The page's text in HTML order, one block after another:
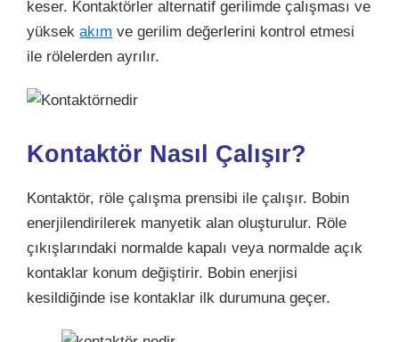
keser. Kontaktörler alternatif gerilimde çalışması ve
yüksek akım ve gerilim değerlerini kontrol etmesi
ile rölelerden ayrılır.
Kontaktör Nasıl Çalışır?
Kontaktör, röle çalışma prensibi ile çalışır. Bobin
enerjilendirilerek manyetik alan oluşturulur. Röle
çıkışlarındaki normalde kapalı veya normalde açık
kontaklar konum değiştirir. Bobin enerjisi
kesildiğinde ise kontaklar ilk durumuna geçer.